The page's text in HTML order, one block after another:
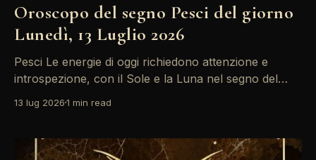
Oroscopo del segno Pesci del giorno
Lunedì, 13 Luglio 2026
Pesci Le energie di oggi richiedono attenzione e
introspezione, con il Sole e la Luna nel segno del
La presenza di Mercurio retrogrado invita a riflettere
completamente risolte. È il momento di ascoltare il
13 lug 20261 min read